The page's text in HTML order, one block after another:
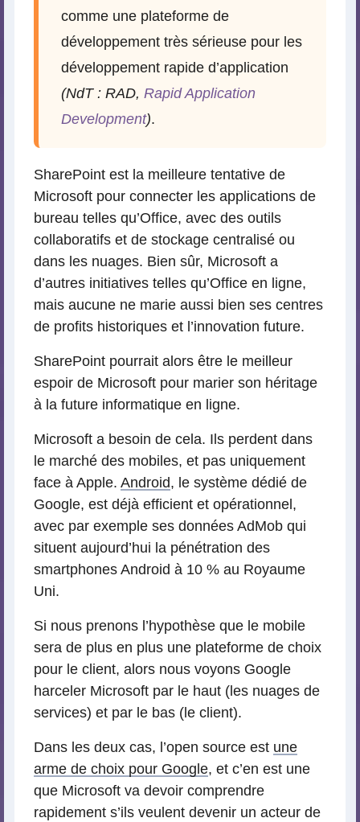
comme une plateforme de
développement très sérieuse pour les
développement rapide d’application
(NdT : RAD, Rapid Application
Development).
SharePoint est la meilleure tentative de
Microsoft pour connecter les applications de
bureau telles qu’Office, avec des outils
collaboratifs et de stockage centralisé ou
dans les nuages. Bien sûr, Microsoft a
d’autres initiatives telles qu’Office en ligne,
mais aucune ne marie aussi bien ses centres
de profits historiques et l’innovation future.
SharePoint pourrait alors être le meilleur
espoir de Microsoft pour marier son héritage
à la future informatique en ligne.
Microsoft a besoin de cela. Ils perdent dans
le marché des mobiles, et pas uniquement
face à Apple. Android, le système dédié de
Google, est déjà efficient et opérationnel,
avec par exemple ses données AdMob qui
situent aujourd’hui la pénétration des
smartphones Android à 10 % au Royaume
Uni.
Si nous prenons l’hypothèse que le mobile
sera de plus en plus une plateforme de choix
pour le client, alors nous voyons Google
harceler Microsoft par le haut (les nuages de
services) et par le bas (le client).
Dans les deux cas, l’open source est une
arme de choix pour Google, et c’en est une
que Microsoft va devoir comprendre
rapidement s’ils veulent devenir un acteur de